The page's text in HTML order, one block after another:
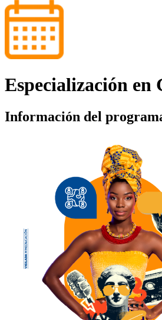
Especialización
Información del